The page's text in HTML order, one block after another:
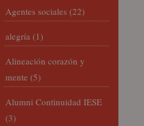
Agentes sociales (22)
alegría (1)
Alineación corazón y
mente (5)
Alumni Continuidad IESE
(3)